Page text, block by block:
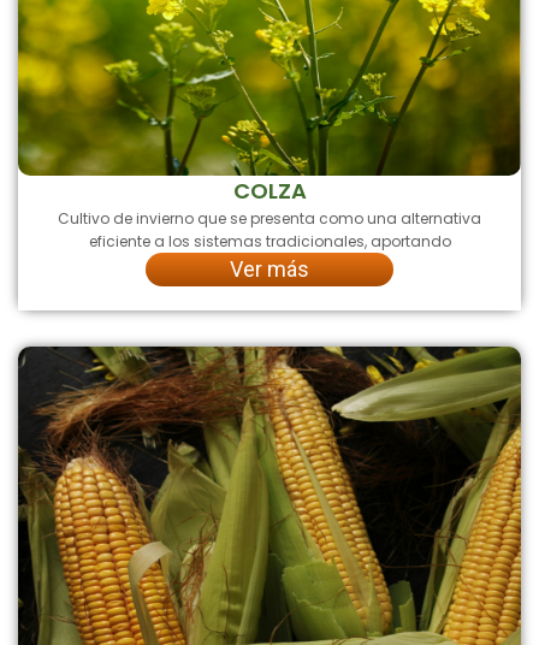
COLZA
Cultivo de invierno que se presenta como una alternativa
eficiente a los sistemas tradicionales, aportando
Ver más